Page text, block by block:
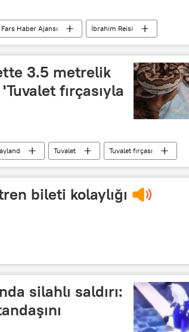
Fars Haber Ajansı
İbrahim Reisi
3.5 metrelik
fırçasıyla
Tuvalet Tuvalet fırçası
bileti kolaylığı
silahlı saldırı: